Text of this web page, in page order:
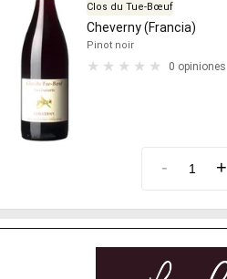
Clos du Tue-Bœuf
Cheverny (Francia)
Pinot noir
0 opiniones
- +